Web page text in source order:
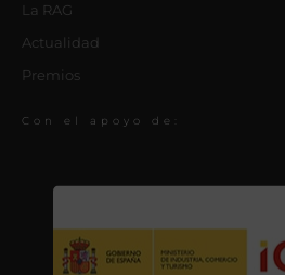
La RAG
Actualidad
Premios
Con el apoyo de: